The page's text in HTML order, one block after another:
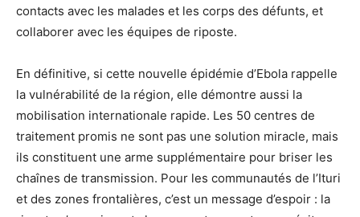
contacts avec les malades et les corps des défunts, et
collaborer avec les équipes de riposte.
En définitive, si cette nouvelle épidémie d’Ebola rappelle
la vulnérabilité de la région, elle démontre aussi la
mobilisation internationale rapide. Les 50 centres de
traitement promis ne sont pas une solution miracle, mais
ils constituent une arme supplémentaire pour briser les
chaînes de transmission. Pour les communautés de l’Ituri
et des zones frontalières, c’est un message d’espoir : la